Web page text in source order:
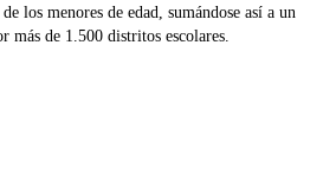
los menores de edad, sumándose así a un
de 1.500 distritos escolares.